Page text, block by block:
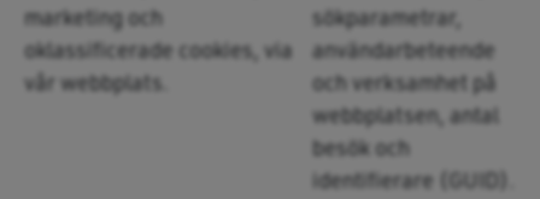
marketing och
oklassificerade cookies, via
vår webbplats.
sökparametrar,
användarbeteende
och verksamhet på
webbplatsen, antal
besök och
identifierare (GUID).